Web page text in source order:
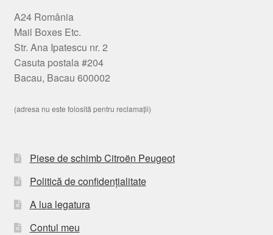
A24 România
Mail Boxes Etc.
Str. Ana Ipatescu nr. 2
Casuta postala #204
Bacau, Bacau 600002
(adresa nu este folosită pentru reclamații)
Piese de schimb Citroën Peugeot
Politică de confidențialitate
A lua legatura
Contul meu